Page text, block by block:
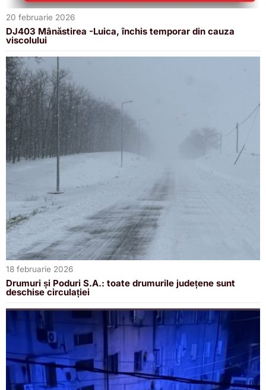
20 februarie 2026
DJ403 Mânăstirea -Luica, închis temporar din cauza
viscolului
18 februarie 2026
Drumuri și Poduri S.A.: toate drumurile județene sunt
deschise circulației